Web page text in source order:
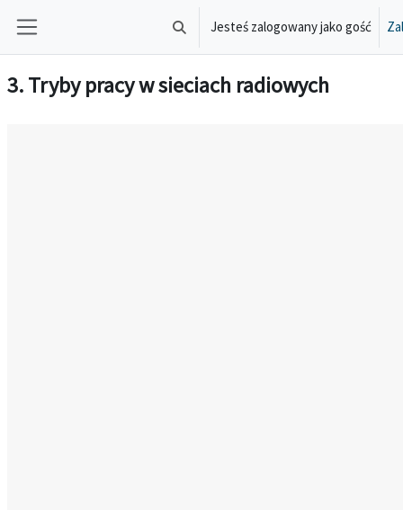
Przełącznik wyszukiwarki
Jesteś zalogowany jako gość
3. Tryby pracy w sieciach radiowych